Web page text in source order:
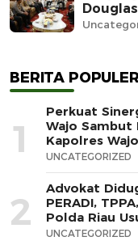
BERITA
1
Perkuat
Wajo Sambut
Kapolres
UNCATEGORIZED
2
Advokat
PERADI,
Polda Riau
UNCATEGORIZED